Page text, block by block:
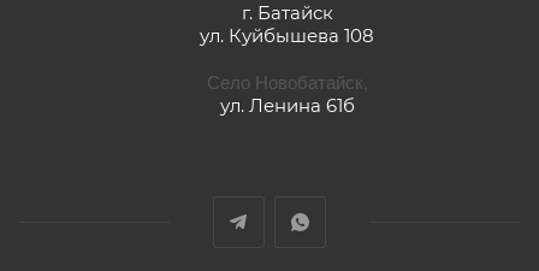
г. Батайск
ул. Куйбышева 108
Село Новобатайск,
ул. Ленина 61б